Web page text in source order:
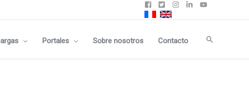
Portales Sobre nosotros Contacto Buscar